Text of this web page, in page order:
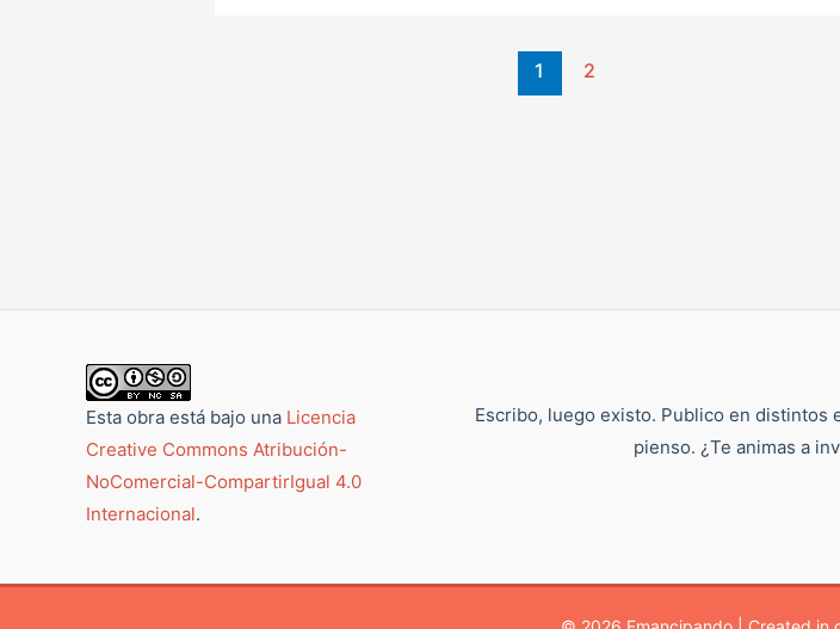
1 2
Esta obra está bajo una Licencia
Creative Commons Atribución-
NoComercial-CompartirIgual 4.0
Internacional.
Escribo, luego existo. Publico en distintos
pienso. ¿Te animas a